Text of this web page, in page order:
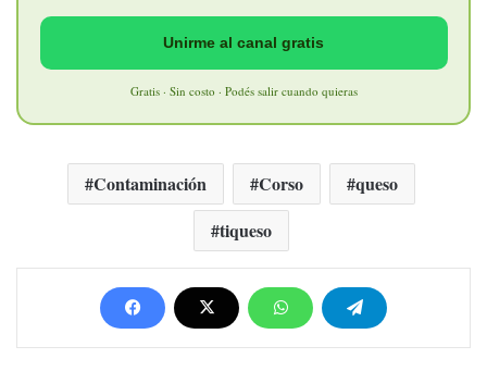
Unirme al canal gratis
Gratis · Sin costo · Podés salir cuando quieras
Contaminación Corso
queso
tiqueso